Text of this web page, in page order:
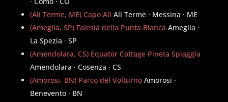
(Alì Terme, ME) Capo Alì Alì Terme · Messina · ME
(Ameglia, SP) Falesia della Punta Bianca Ameglia ·
La Spezia · SP
(Amendolara, CS) Equator Cottage Pineta Spiaggia
Amendolara · Cosenza · CS
(Amorosi, BN) Parco del Volturno Amorosi ·
Benevento · BN